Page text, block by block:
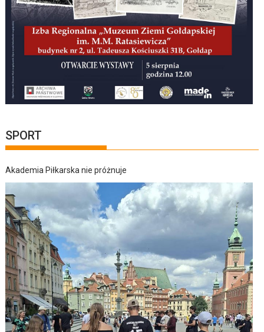
SPORT
Akademia Piłkarska nie próżnuje